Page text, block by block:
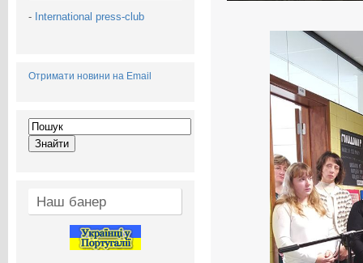
- International press-club
Отримати новини на Email
Наш банер